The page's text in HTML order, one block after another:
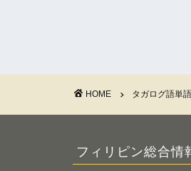
HOME タガログ語単語
フィリピン総合情